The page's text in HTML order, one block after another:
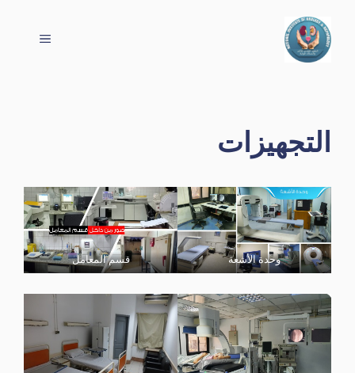
المحتوى
القائمة
التجهيزات
وحدة الأشعة قسم المعامل